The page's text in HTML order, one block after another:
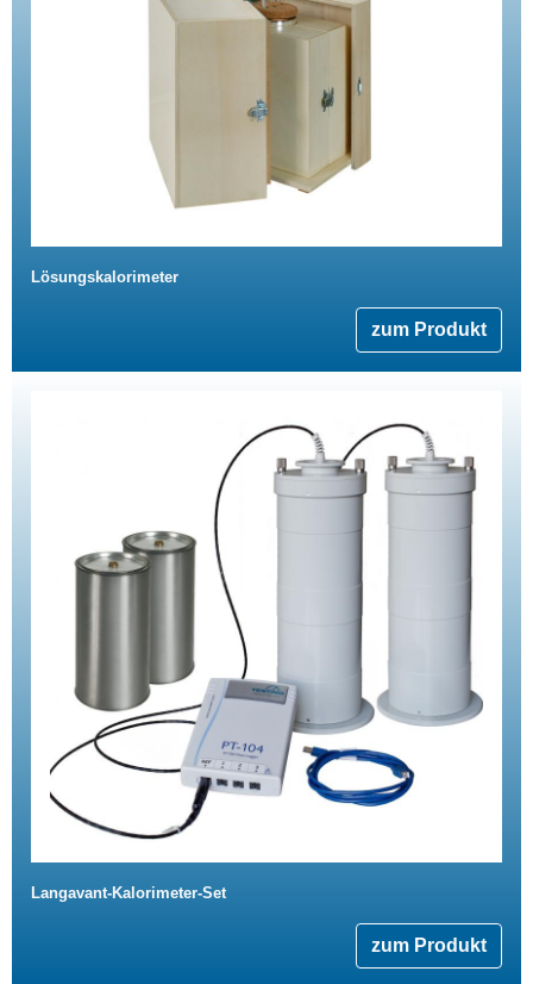
Lösungskalorimeter
zum Produkt
Langavant-Kalorimeter-Set
zum Produkt